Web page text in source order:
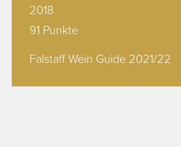
2018
91 Punkte
Falstaff Wein Guide 2021/22